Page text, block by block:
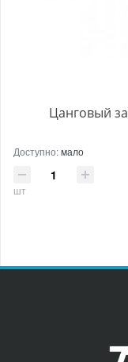
Цанговый
Доступно:мало
шт